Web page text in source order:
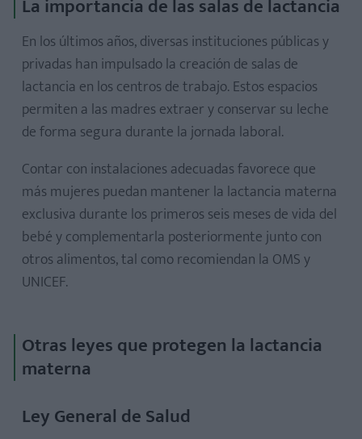
La importancia de las salas de lactancia
En los últimos años, diversas instituciones públicas y
privadas han impulsado la creación de salas de
lactancia en los centros de trabajo. Estos espacios
permiten a las madres extraer y conservar su leche
de forma segura durante la jornada laboral.
Contar con instalaciones adecuadas favorece que
más mujeres puedan mantener la lactancia materna
exclusiva durante los primeros seis meses de vida del
bebé y complementarla posteriormente junto con
otros alimentos, tal como recomiendan la OMS y
UNICEF.
Otras leyes que protegen la lactancia
materna
Ley General de Salud